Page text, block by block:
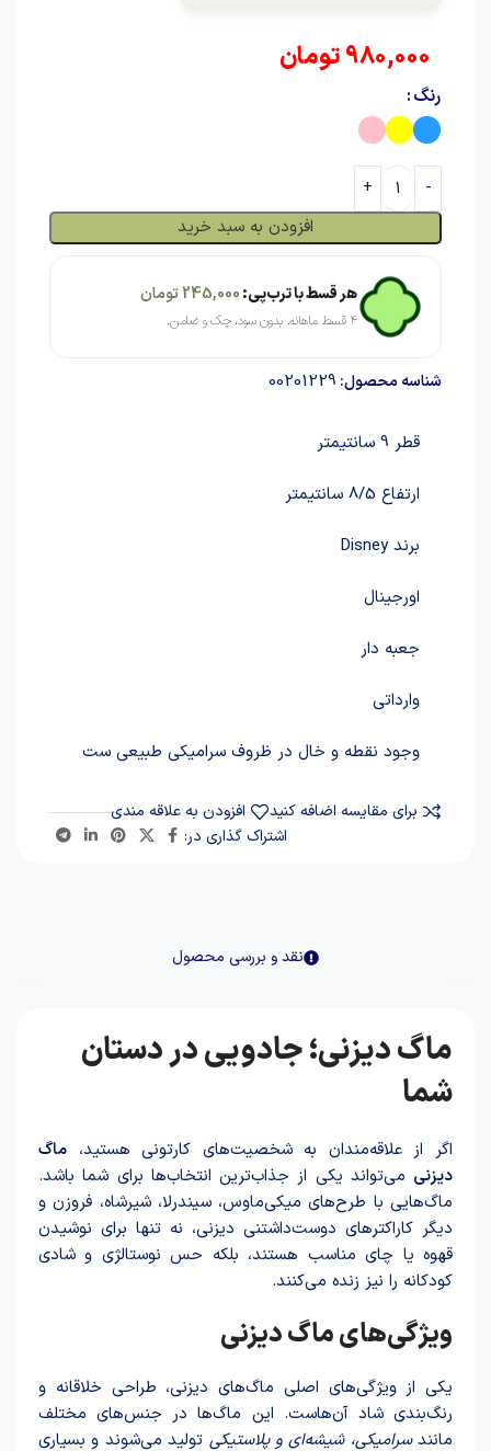
980,000تومان
رنگ
افزودن به سبد خرید
هر قسط با ترب‌پی:245,000تومان
۴ قسط ماهانه. بدون سود، چک و ضامن.
شناسه محصول: 00201229
قطر 9 سانتیمتر
ارتفاع 8/5 سانتیمتر
برند Disney
اورجینال
جعبه دار
وارداتی
وجود نقطه و خال در ظروف سرامیکی طبیعی ست
برای مقایسه اضافه کنید
افزودن به علاقه مندی
اشتراک گذاری در:
نقد و بررسی محصول
ماگ دیزنی؛ جادویی در دستان
شما
اگر از علاقه‌مندان به شخصیت‌های کارتونی هستید، ماگ
دیزنی می‌تواند یکی از جذاب‌ترین انتخاب‌ها برای شما باشد.
ماگ‌هایی با طرح‌های میکی‌ماوس، سیندرلا، شیرشاه، فروزن و
دیگر کاراکترهای دوست‌داشتنی دیزنی، نه تنها برای نوشیدن
قهوه یا چای مناسب هستند، بلکه حس نوستالژی و شادی
کودکانه را نیز زنده می‌کنند.
ویژگی‌های ماگ دیزنی
یکی از ویژگی‌های اصلی ماگ‌های دیزنی، طراحی خلاقانه و
رنگ‌بندی شاد آن‌هاست. این ماگ‌ها در جنس‌های مختلف
مانندسرامیکی، شیشه‌ای و پلاستیکی تولید می‌شوند و بسیاری